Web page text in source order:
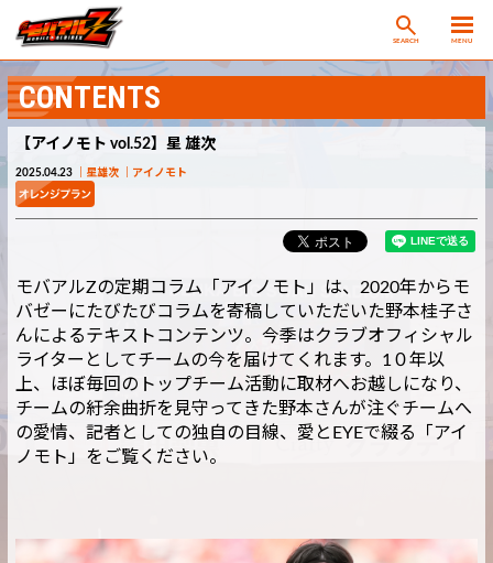
SEARCH MENU
CONTENTS
【アイノモト vol.52】星 雄次
2025.04.23 星雄次 アイノモト
モバアルZの定期コラム「アイノモト」は、2020年からモ
バゼーにたびたびコラムを寄稿していただいた野本桂子さ
んによるテキストコンテンツ。今季はクラブオフィシャル
ライターとしてチームの今を届けてくれます。1０年以
上、ほぼ毎回のトップチーム活動に取材へお越しになり、
チームの紆余曲折を見守ってきた野本さんが注ぐチームへ
の愛情、記者としての独自の目線、愛とEYEで綴る「アイ
ノモト」をご覧ください。